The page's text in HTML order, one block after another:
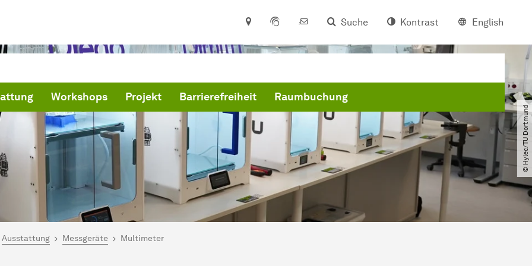
Suche Kontrast English
Workshops Projekt Barrierefreiheit Raumbuchung
© Hylec​/​TU Dortmund
hier:
Ausstattung Messgeräte Multimeter